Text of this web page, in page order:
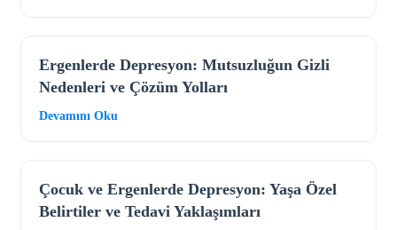
Ergenlerde Depresyon: Mutsuzluğun Gizli
Nedenleri ve Çözüm Yolları
Devamını Oku
Çocuk ve Ergenlerde Depresyon: Yaşa Özel
Belirtiler ve Tedavi Yaklaşımları